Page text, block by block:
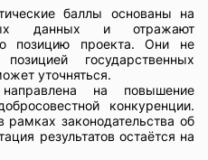
баллы основаны на
данных и отражают
позицию проекта. Они не
государственных
уточняться.
на повышение
конкуренции.
рамках законодательства об
результатов остаётся на